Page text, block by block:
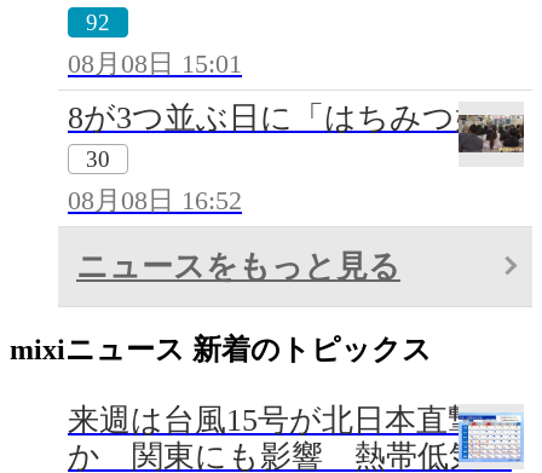
92
08月08日 15:01
8が3つ並ぶ日に「はちみつ婚」
30
08月08日 16:52
ニュースをもっと見る
mixiニュース 新着のトピックス
来週は台風15号が北日本直撃
か 関東にも影響 熱帯低気圧